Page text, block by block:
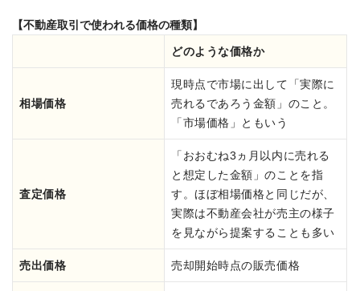
【不動産取引で使われる価格の種類】
どのような価格か
相場価格
現時点で市場に出して「実際に
売れるであろう金額」のこと。
「市場価格」ともいう
査定価格
「おおむね3ヵ月以内に売れる
と想定した金額」のことを指
す。ほぼ相場価格と同じだが、
実際は不動産会社が売主の様子
を見ながら提案することも多い
売出価格 売却開始時点の販売価格